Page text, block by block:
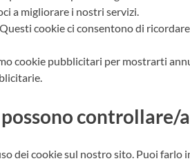
a migliorare i nostri servizi.
Questi cookie ci consentono di
cookie pubblicitari per mostrarti
controllare/
dei cookie sul nostro sito. Puoi farlo